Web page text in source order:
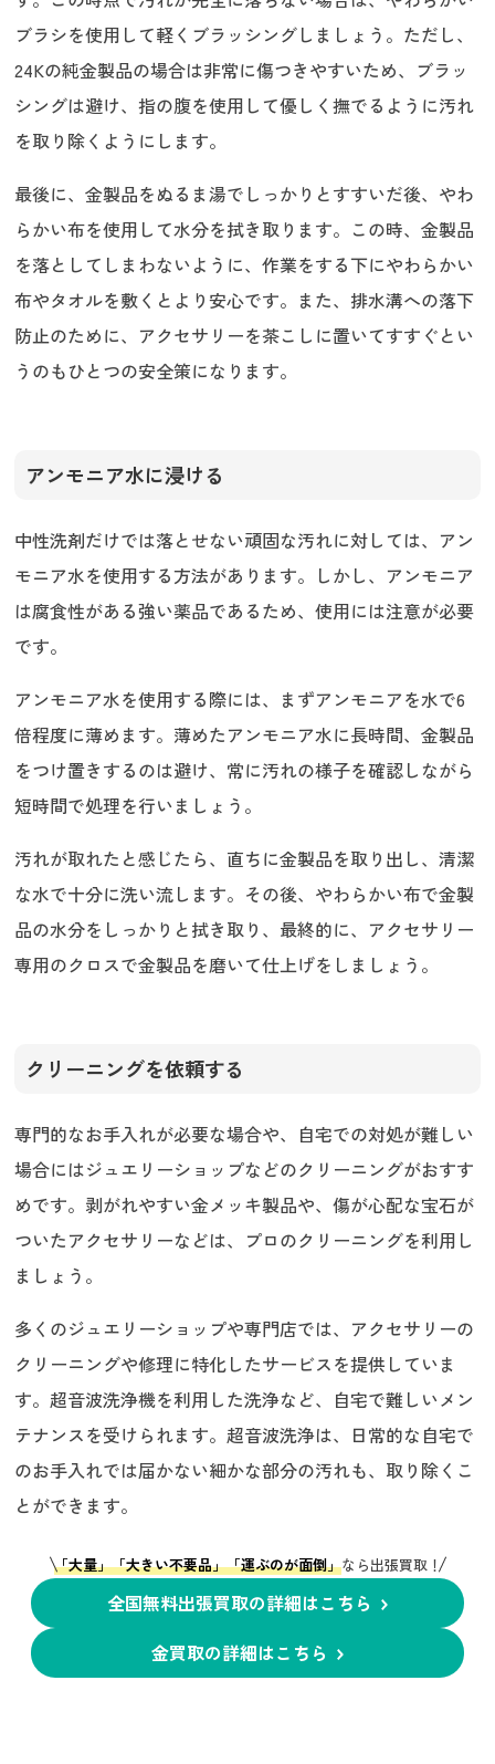
ブラシを使用して軽くブラッシングしましょう。ただし、
24Kの純金製品の場合は非常に傷つきやすいため、ブラッ
シングは避け、指の腹を使用して優しく撫でるように汚れ
を取り除くようにします。
最後に、金製品をぬるま湯でしっかりとすすいだ後、やわ
らかい布を使用して水分を拭き取ります。この時、金製品
を落としてしまわないように、作業をする下にやわらかい
布やタオルを敷くとより安心です。また、排水溝への落下
防止のために、アクセサリーを茶こしに置いてすすぐとい
うのもひとつの安全策になります。
アンモニア水に浸ける
中性洗剤だけでは落とせない頑固な汚れに対しては、アン
モニア水を使用する方法があります。しかし、アンモニア
は腐食性がある強い薬品であるため、使用には注意が必要
です。
アンモニア水を使用する際には、まずアンモニアを水で6
倍程度に薄めます。薄めたアンモニア水に長時間、金製品
をつけ置きするのは避け、常に汚れの様子を確認しながら
短時間で処理を行いましょう。
汚れが取れたと感じたら、直ちに金製品を取り出し、清潔
な水で十分に洗い流します。その後、やわらかい布で金製
品の水分をしっかりと拭き取り、最終的に、アクセサリー
専用のクロスで金製品を磨いて仕上げをしましょう。
クリーニングを依頼する
専門的なお手入れが必要な場合や、自宅での対処が難しい
場合にはジュエリーショップなどのクリーニングがおすす
めです。剥がれやすい金メッキ製品や、傷が心配な宝石が
ついたアクセサリーなどは、プロのクリーニングを利用し
ましょう。
多くのジュエリーショップや専門店では、アクセサリーの
クリーニングや修理に特化したサービスを提供していま
す。超音波洗浄機を利用した洗浄など、自宅で難しいメン
テナンスを受けられます。超音波洗浄は、日常的な自宅で
のお手入れでは届かない細かな部分の汚れも、取り除くこ
とができます。
「大量」「大きい不要品」「運ぶのが面倒」なら出張買取！
全国無料出張買取の詳細はこちら
金買取の詳細はこちら